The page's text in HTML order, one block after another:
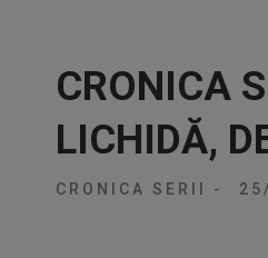
CRONICA
LICHIDĂ,
CRONICA SERII -